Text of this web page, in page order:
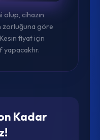
olup, cihazın
zorluğuna göre
fiyat için
yapacaktır.
Kadar